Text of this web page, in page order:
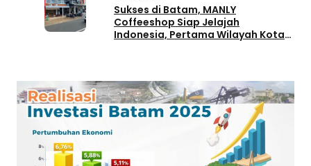
Sukses di Batam, MANLY
Coffeeshop Siap Jelajah
Indonesia, Pertama Wilayah Kota